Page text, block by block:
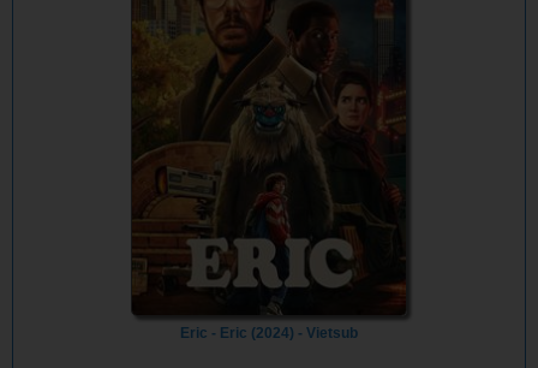
Eric - Eric (2024) - Vietsub